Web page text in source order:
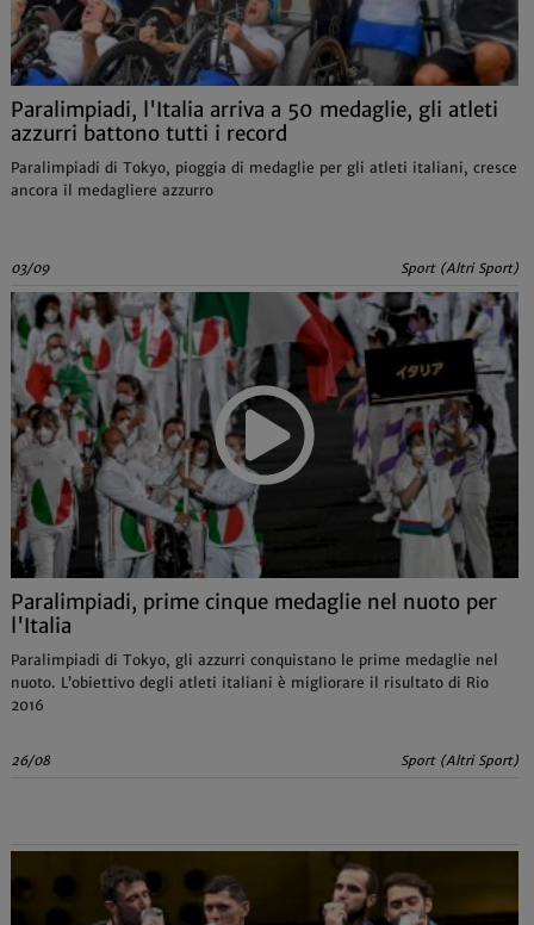
Paralimpiadi, l'Italia arriva a 50 medaglie, gli atleti
azzurri battono tutti i record
Paralimpiadi di Tokyo, pioggia di medaglie per gli atleti italiani, cresce
ancora il medagliere azzurro
03/09 Sport (Altri Sport)
Paralimpiadi, prime cinque medaglie nel nuoto per
l'Italia
Paralimpiadi di Tokyo, gli azzurri conquistano le prime medaglie nel
nuoto. L’obiettivo degli atleti italiani è migliorare il risultato di Rio
2016
26/08 Sport (Altri Sport)